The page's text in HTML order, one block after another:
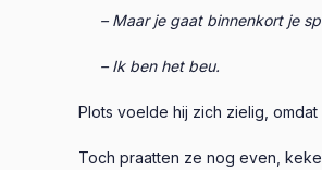
– Maar je gaat binnenkort je
– Ik ben het beu.
Plots voelde hij zich zielig,
Toch praatten ze nog even,